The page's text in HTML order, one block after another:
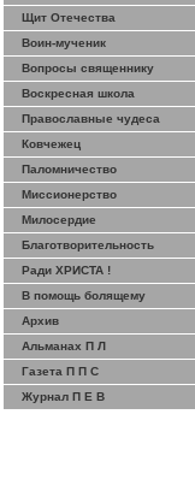
Щит Отечества
Воин-мученик
Вопросы священнику
Воскресная школа
Православные чудеса
Ковчежец
Паломничество
Миссионерство
Милосердие
Благотворительность
Ради ХРИСТА !
В помощь болящему
Архив
Альманах П Л
Газета П П С
Журнал П Е В